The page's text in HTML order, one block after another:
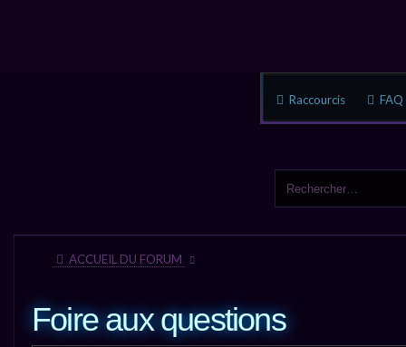
Raccourcis FAQ
ACCUEIL DU FORUM
Foire aux questions